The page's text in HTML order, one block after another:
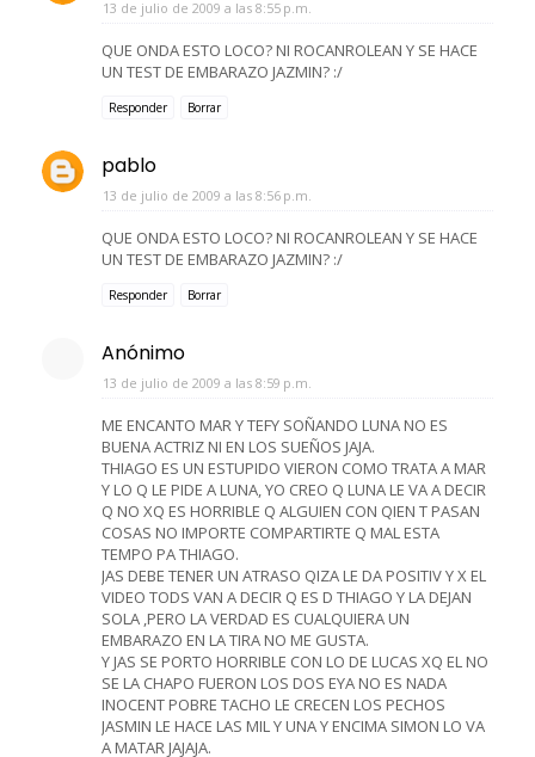
13 de julio de 2009 a las 8:55 p.m.
QUE ONDA ESTO LOCO? NI ROCANROLEAN Y SE HACE
UN TEST DE EMBARAZO JAZMIN? :/
Responder Borrar
pablo
13 de julio de 2009 a las 8:56 p.m.
QUE ONDA ESTO LOCO? NI ROCANROLEAN Y SE HACE
UN TEST DE EMBARAZO JAZMIN? :/
Responder Borrar
Anónimo
13 de julio de 2009 a las 8:59 p.m.
ME ENCANTO MAR Y TEFY SOÑANDO LUNA NO ES
BUENA ACTRIZ NI EN LOS SUEÑOS JAJA.
THIAGO ES UN ESTUPIDO VIERON COMO TRATA A MAR
Y LO Q LE PIDE A LUNA, YO CREO Q LUNA LE VA A DECIR
Q NO XQ ES HORRIBLE Q ALGUIEN CON QIEN T PASAN
COSAS NO IMPORTE COMPARTIRTE Q MAL ESTA
TEMPO PA THIAGO.
JAS DEBE TENER UN ATRASO QIZA LE DA POSITIV Y X EL
VIDEO TODS VAN A DECIR Q ES D THIAGO Y LA DEJAN
SOLA ,PERO LA VERDAD ES CUALQUIERA UN
EMBARAZO EN LA TIRA NO ME GUSTA.
Y JAS SE PORTO HORRIBLE CON LO DE LUCAS XQ EL NO
SE LA CHAPO FUERON LOS DOS EYA NO ES NADA
INOCENT POBRE TACHO LE CRECEN LOS PECHOS
JASMIN LE HACE LAS MIL Y UNA Y ENCIMA SIMON LO VA
A MATAR JAJAJA.